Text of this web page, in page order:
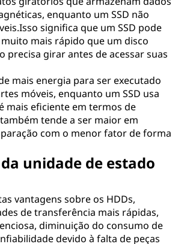
enquanto um SSD não
significa que um SSD pode
mais rápido que um disco
precisa girar antes de acessar suas
mais energia para ser executado
móveis, enquanto um SSD usa
mais eficiente em termos de
tende a ser maior em
com o menor fator de forma
unidade de estado
vantagens sobre os HDDs,
de transferência mais rápidas,
diminuição do consumo de
devido à falta de peças